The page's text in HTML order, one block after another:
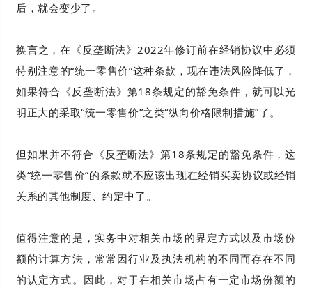
后，就会变少了。
换言之，在《反垄断法》2022年修订前在经销协议中必须
特别注意的“统一零售价”这种条款，现在违法风险降低了，
如果符合《反垄断法》第18条规定的豁免条件，就可以光
明正大的采取“统一零售价”之类“纵向价格限制措施”了。
但如果并不符合《反垄断法》第18条规定的豁免条件，这
类“统一零售价”的条款就不应该出现在经销买卖协议或经销
关系的其他制度、约定中了。
值得注意的是，实务中对相关市场的界定方式以及市场份
额的计算方法，常常因行业及执法机构的不同而存在不同
的认定方式。因此，对于在相关市场占有一定市场份额的